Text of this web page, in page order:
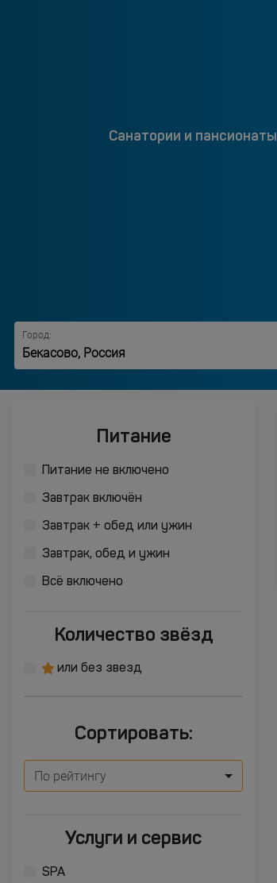
Санатории и пансионаты
Город:
Питание
Питание не включено
Завтрак включён
Завтрак + обед или ужин
Завтрак, обед и ужин
Всё включено
Количество звёзд
или без звезд
Сортировать:
По рейтингу
Услуги и сервис
SPA